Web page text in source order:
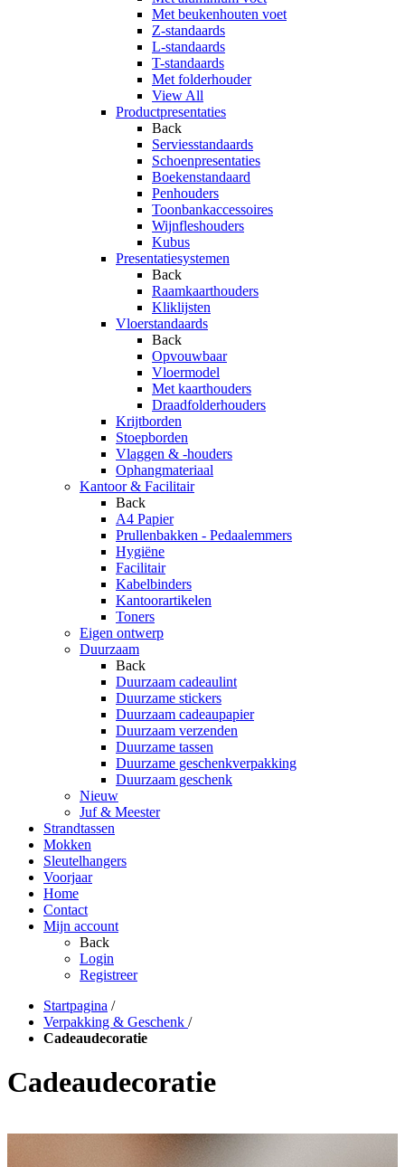
Met beukenhouten voet
Z-standaards
L-standaards
T-standaards
Met folderhouder
View All
Productpresentaties
Back
Serviesstandaards
Schoenpresentaties
Boekenstandaard
Penhouders
Toonbankaccessoires
Wijnfleshouders
Kubus
Presentatiesystemen
Back
Raamkaarthouders
Kliklijsten
Vloerstandaards
Back
Opvouwbaar
Vloermodel
Met kaarthouders
Draadfolderhouders
Krijtborden
Stoepborden
Vlaggen & -houders
Ophangmateriaal
Kantoor & Facilitair
Back
A4 Papier
Prullenbakken - Pedaalemmers
Hygiëne
Facilitair
Kabelbinders
Kantoorartikelen
Toners
Eigen ontwerp
Duurzaam
Back
Duurzaam cadeaulint
Duurzame stickers
Duurzaam cadeaupapier
Duurzaam verzenden
Duurzame tassen
Duurzame geschenkverpakking
Duurzaam geschenk
Nieuw
Juf & Meester
Strandtassen
Mokken
Sleutelhangers
Voorjaar
Home
Contact
Mijn account
Back
Login
Registreer
Startpagina /
Verpakking & Geschenk /
Cadeaudecoratie
Cadeaudecoratie